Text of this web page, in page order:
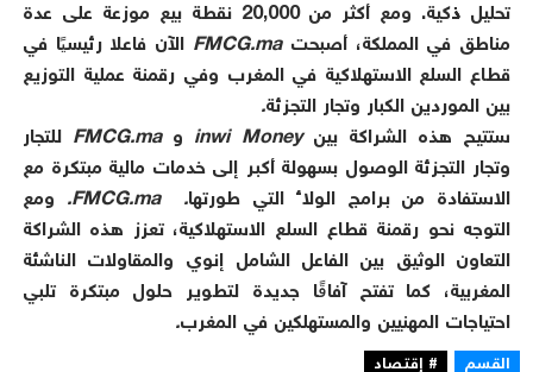
تحليل ذكية. ومع أكثر من 20,000 نقطة بيع موزعة على عدة
مناطق في المملكة، أصبحت FMCG.ma
الآن فاعلا رئيسيًا في
قطاع السلع الاستهلاكية في المغرب وفي رقمنة عملية التوزيع
بين الموردين الكبار وتجار التجزئة.
ستتيح هذه الشراكة بين inwi Money و FMCG.ma
للتجار
وتجار التجزئة الوصول بسهولة أكبر إلى خدمات مالية مبتكرة مع
الاستفادة من برامج الولاء التي طورتها.
FMCG.ma.
ومع
التوجه نحو رقمنة قطاع السلع الاستهلاكية، تعزز هذه الشراكة
التعاون الوثيق بين الفاعل الشامل إنوي والمقاولات الناشئة
المغربية، كما تفتح آفاقًا جديدة لتطوير حلول مبتكرة تلبي
احتياجات المهنيين والمستهلكين في المغرب.
القسم
# إقتصاد